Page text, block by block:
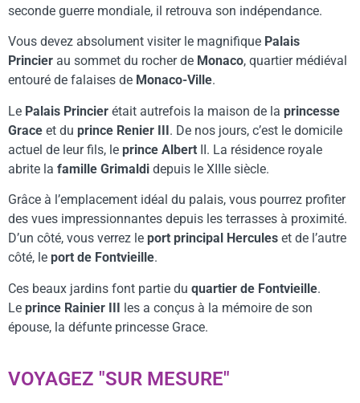
seconde guerre mondiale, il retrouva son indépendance.
Vous devez absolument visiter le magnifique Palais
Princier au sommet du rocher de Monaco, quartier médiéval
entouré de falaises de Monaco-Ville.
Le Palais Princier était autrefois la maison de la princesse
Grace et du prince Renier III. De nos jours, c’est le domicile
actuel de leur fils, le prince Albert II. La résidence royale
abrite la famille Grimaldi depuis le XIIIe siècle.
Grâce à l’emplacement idéal du palais, vous pourrez profiter
des vues impressionnantes depuis les terrasses à proximité.
D’un côté, vous verrez le port principal Hercules et de l’autre
côté, le port de Fontvieille.
Ces beaux jardins font partie du quartier de Fontvieille.
Le prince Rainier III les a conçus à la mémoire de son
épouse, la défunte princesse Grace.
VOYAGEZ "SUR MESURE"